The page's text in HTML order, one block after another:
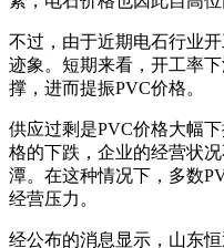
不过，由于近期电石行业
迹象。短期来看，开工率
撑，进而提振PVC价格。
供应过剩是PVC价格大幅
格的下跌，企业的经营状
潭。在这种情况下，多数
经营压力。
经公布的消息显示，山东